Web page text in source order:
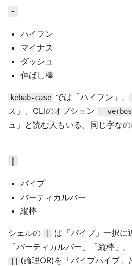
-
ハイフン
マイナス
ダッシュ
伸ばし棒
kebab-case では「ハイフン」、
ス」、CLIのオプション
--
ュ」と読む人もいる。同じ字な
パイプ
バーティカルバー
縦棒
シェルの
は「パイプ」一択に
「バーティカルバー」「縦棒」。
(論理OR)を「パイプパイプ」